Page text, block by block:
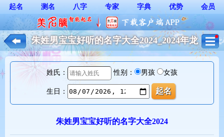
起名 测名 八字 专家 字典 优势 会员
朱姓男宝宝好听的名字大全2024_2024年龙
宝宝起名大全*
姓氏： 性别： 男孩 女孩
生日：
朱姓男宝宝好听的名字大全2024